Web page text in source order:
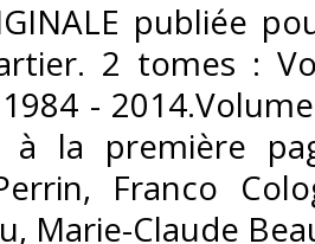
publiée
2 tomes :
1984 -
la première
Franco
Marie-Claude